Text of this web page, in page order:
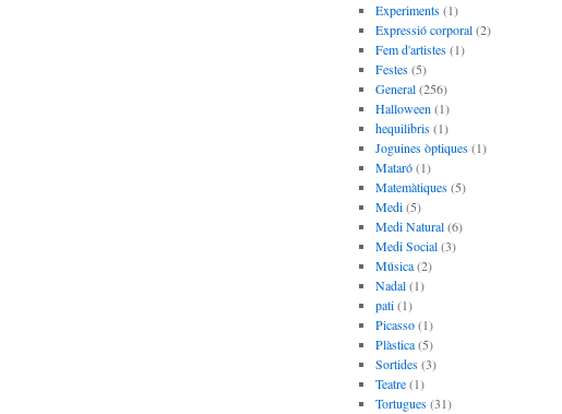
Experiments(1)
Expressió corporal(2)
Fem d'artistes(1)
Festes(5)
General(256)
Halloween (1)
hequilibris(1)
Joguines òptiques(1)
Mataró(1)
Matemàtiques(5)
Medi(5)
Medi Natural(6)
Medi Social(3)
Música(2)
Nadal(1)
pati(1)
Picasso(1)
Plàstica(5)
Sortides(3)
Teatre(1)
Tortugues(31)